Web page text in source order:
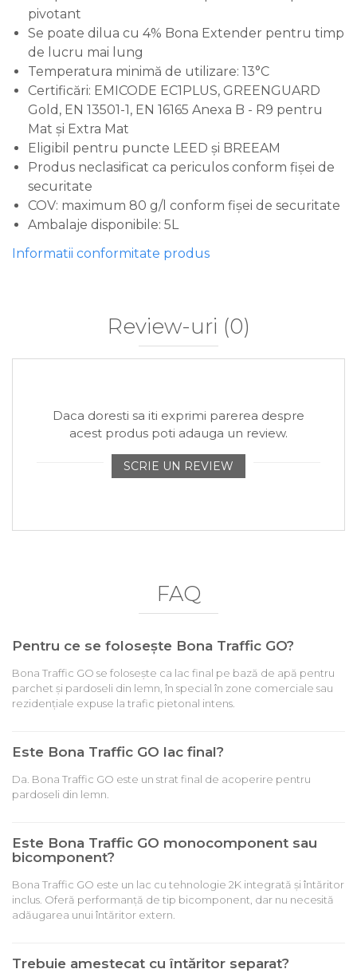
pivotant
Se poate dilua cu 4% Bona Extender pentru timp
de lucru mai lung
Temperatura minimă de utilizare: 13°C
Certificări: EMICODE EC1PLUS, GREENGUARD
Gold, EN 13501-1, EN 16165 Anexa B - R9 pentru
Mat și Extra Mat
Eligibil pentru puncte LEED și BREEAM
Produs neclasificat ca periculos conform fișei de
securitate
COV: maximum 80 g/l conform fișei de securitate
Ambalaje disponibile: 5L
Informatii conformitate produs
Review-uri (0)
Daca doresti sa iti exprimi parerea despre
acest produs poti adauga un review.
SCRIE UN REVIEW
FAQ
Pentru ce se folosește Bona Traffic GO?
Bona Traffic GO se folosește ca lac final pe bază de apă pentru
parchet și pardoseli din lemn, în special în zone comerciale sau
rezidențiale expuse la trafic pietonal intens.
Este Bona Traffic GO lac final?
Da. Bona Traffic GO este un strat final de acoperire pentru
pardoseli din lemn.
Este Bona Traffic GO monocomponent sau
bicomponent?
Bona Traffic GO este un lac cu tehnologie 2K integrată și întăritor
inclus. Oferă performanță de tip bicomponent, dar nu necesită
adăugarea unui întăritor extern.
Trebuie amestecat cu întăritor separat?